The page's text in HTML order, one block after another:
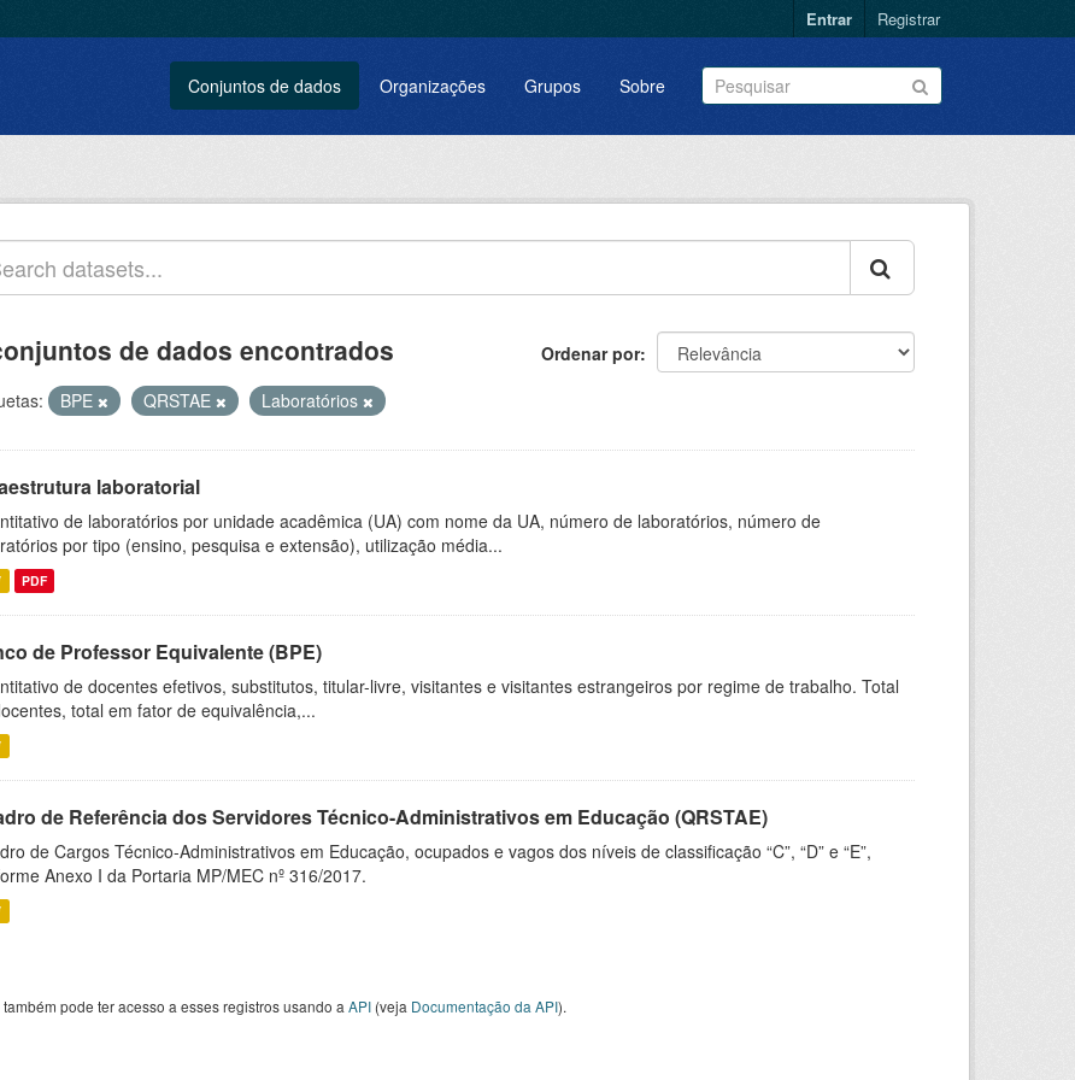
Entrar Registrar
Conjuntos de dados Organizações Grupos Sobre
Ordenar por
de dados encontrados
BPE QRSTAE Laboratórios
laboratorial
de laboratórios por unidade acadêmica (UA) com nome da UA, número de laboratórios, número de
por tipo (ensino, pesquisa e extensão), utilização média...
PDF
de Professor Equivalente (BPE)
de docentes efetivos, substitutos, titular-livre, visitantes e visitantes estrangeiros por regime de trabalho. Total
total em fator de equivalência,...
de Referência dos Servidores Técnico-Administrativos em Educação (QRSTAE)
de Cargos Técnico-Administrativos em Educação, ocupados e vagos dos níveis de classificação “C”, “D” e “E”,
Anexo I da Portaria MP/MEC nº 316/2017.
também pode ter acesso a esses registros usando a API (veja Documentação da API).